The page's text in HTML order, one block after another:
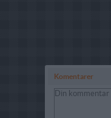
Komentarer